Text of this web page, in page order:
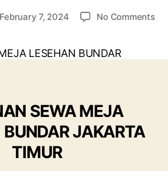
February 7, 2024 No Commentson
SEWA MEJA
BUNDAR JAKARTA
TIMUR